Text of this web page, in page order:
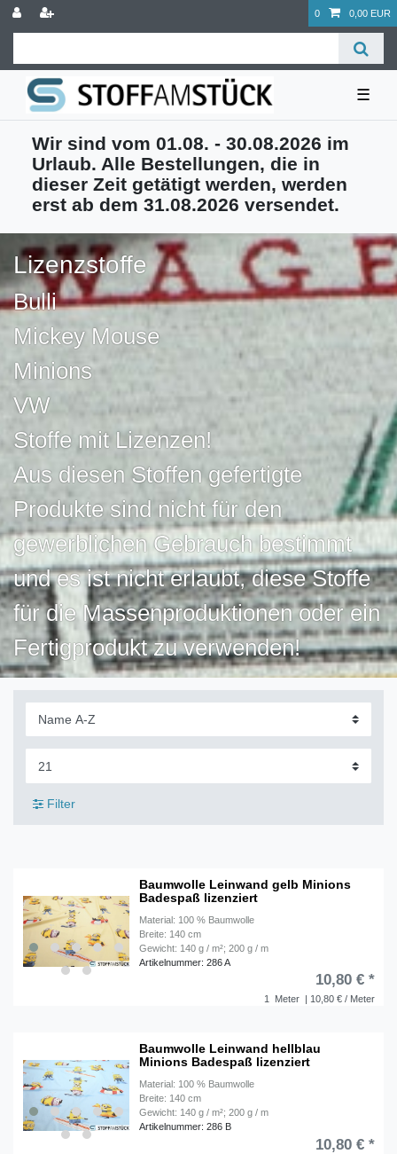
0 0,00 EUR
☰
Wir sind vom 01.08. - 30.08.2026 im
Urlaub. Alle Bestellungen, die in
dieser Zeit getätigt werden, werden
erst ab dem 31.08.2026 versendet.
Lizenzstoffe
Bulli
Mickey Mouse
Minions
VW
Stoffe mit Lizenzen!
Aus diesen Stoffen gefertigte
Produkte sind nicht für den
gewerblichen Gebrauch bestimmt
und es ist nicht erlaubt, diese Stoffe
für die Massenproduktionen oder ein
Fertigprodukt zu verwenden!
Filter
Baumwolle Leinwand gelb Minions
Badespaß lizenziert
Material: 100 % Baumwolle
Breite: 140 cm
Gewicht: 140 g / m²; 200 g / m
Artikelnummer: 286 A
1 Meter | 10,80 € / Meter
10,80 € *
Baumwolle Leinwand hellblau
Minions Badespaß lizenziert
Material: 100 % Baumwolle
Breite: 140 cm
Gewicht: 140 g / m²; 200 g / m
Artikelnummer: 286 B
10,80 € *